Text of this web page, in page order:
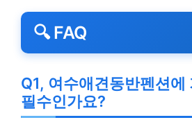
🔍 FAQ
Q1, 여수애견동반펜션에
필수인가요?